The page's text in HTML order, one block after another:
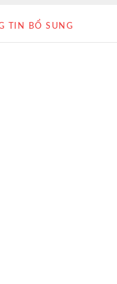
TIN BỔ SUNG